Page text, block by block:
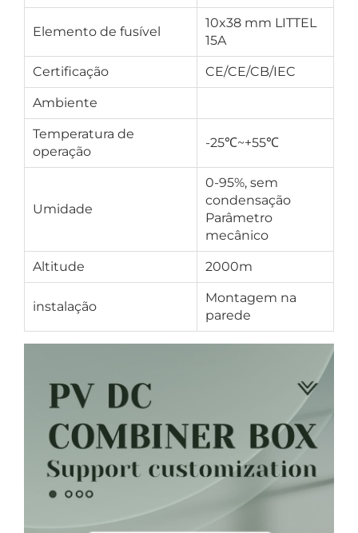
Elemento de fusível
10x38 mm LITTEL
15A
Certificação CE/CE/CB/IEC
Ambiente
Temperatura de
operação
-25℃~+55℃
Umidade
0-95%, sem
condensação
Parâmetro
mecânico
Altitude 2000m
instalação
Montagem na
parede